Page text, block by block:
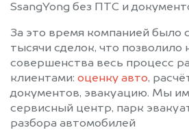
SsangYong без ПТС и
За это время компанией было
тысячи сделок, что позволило
совершенства весь процесс
клиентами: оценку авто,
документов, эвакуацию. Мы
сервисный центр, парк
разбора автомобилей